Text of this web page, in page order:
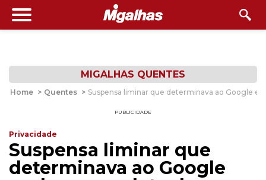
MIGALHAS QUENTES
Home > Quentes > Suspensa liminar que determinava ao Google
PUBLICIDADE
Privacidade
Suspensa liminar que
determinava ao Google